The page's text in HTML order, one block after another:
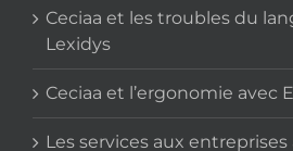
Ceciaa et les troubles du
Lexidys
Ceciaa et l’ergonomie avec
Les services aux entreprises